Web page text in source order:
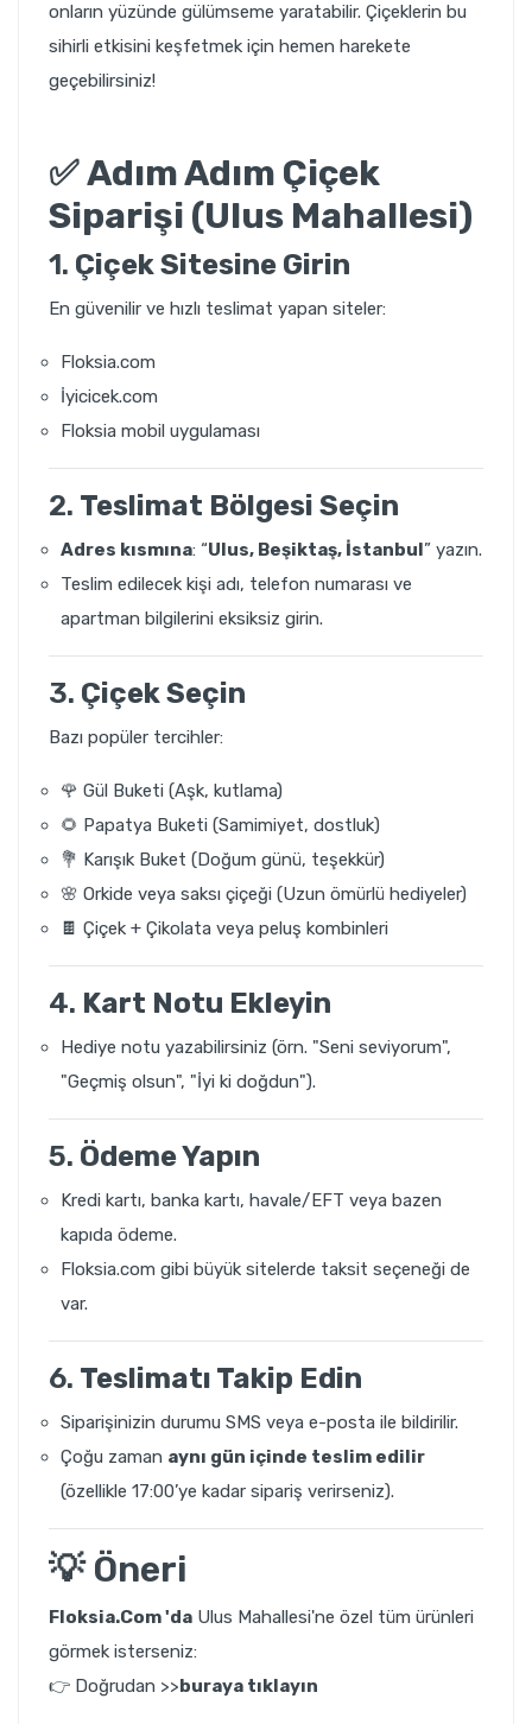
onların yüzünde gülümseme yaratabilir. Çiçeklerin bu
sihirli etkisini keşfetmek için hemen harekete
geçebilirsiniz!
✅Adım Adım Çiçek
Siparişi (Ulus Mahallesi)
1. Çiçek Sitesine Girin
En güvenilir ve hızlı teslimat yapan siteler:
Floksia.com
İyicicek.com
Floksia mobil uygulaması
2. Teslimat Bölgesi Seçin
Adres kısmına: “Ulus, Beşiktaş, İstanbul” yazın.
Teslim edilecek kişi adı, telefon numarası ve
apartman bilgilerini eksiksiz girin.
3. Çiçek Seçin
Bazı popüler tercihler:
🌹 Gül Buketi (Aşk, kutlama)
🌻 Papatya Buketi (Samimiyet, dostluk)
💐 Karışık Buket (Doğum günü, teşekkür)
🌸 Orkide veya saksı çiçeği (Uzun ömürlü hediyeler)
🍫 Çiçek + Çikolata veya peluş kombinleri
4. Kart Notu Ekleyin
Hediye notu yazabilirsiniz (örn. "Seni seviyorum",
"Geçmiş olsun", "İyi ki doğdun").
5. Ödeme Yapın
Kredi kartı, banka kartı, havale/EFT veya bazen
kapıda ödeme.
Floksia.com gibi büyük sitelerde taksit seçeneği de
var.
6. Teslimatı Takip Edin
Siparişinizin durumu SMS veya e-posta ile bildirilir.
Çoğu zaman aynı gün içinde teslim edilir
(özellikle 17:00’ye kadar sipariş verirseniz).
💡 Öneri
Floksia.Com 'da Ulus Mahallesi'ne özel tüm ürünleri
görmek isterseniz:
👉 Doğrudan >>buraya tıklayın